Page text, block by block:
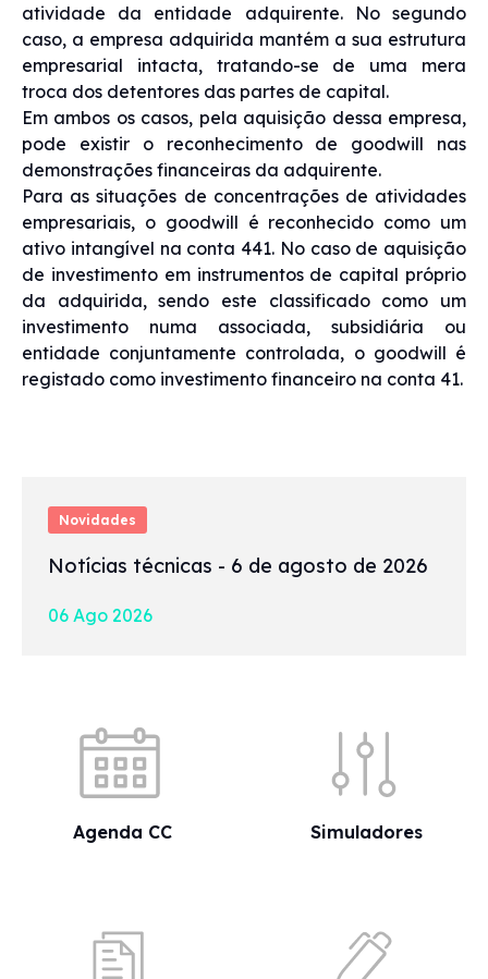
Novidades
Notícias técnicas - 6 de agosto de 2026
06 Ago 2026
atividade da entidade adquirente. No segundo
caso, a empresa adquirida mantém a sua estrutura
empresarial intacta, tratando-se de uma mera
troca dos detentores das partes de capital.
Em ambos os casos, pela aquisição dessa empresa,
pode existir o reconhecimento de goodwill nas
demonstrações financeiras da adquirente.
Para as situações de concentrações de atividades
empresariais, o goodwill é reconhecido como um
ativo intangível na conta 441. No caso de aquisição
de investimento em instrumentos de capital próprio
da adquirida, sendo este classificado como um
investimento numa associada, subsidiária ou
entidade conjuntamente controlada, o goodwill é
registado como investimento financeiro na conta 41.
Agenda CC Simuladores